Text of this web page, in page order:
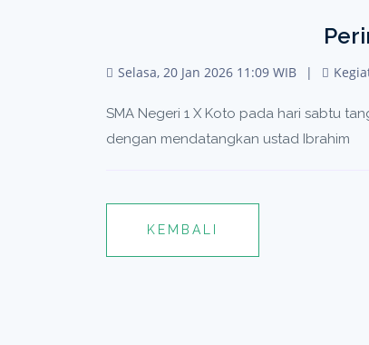
Selasa, 20 Jan 2026 11:09 WIB
SMA Negeri 1 X Koto pada hari sabtu
dengan mendatangkan ustad Ibrahim
KEMBALI